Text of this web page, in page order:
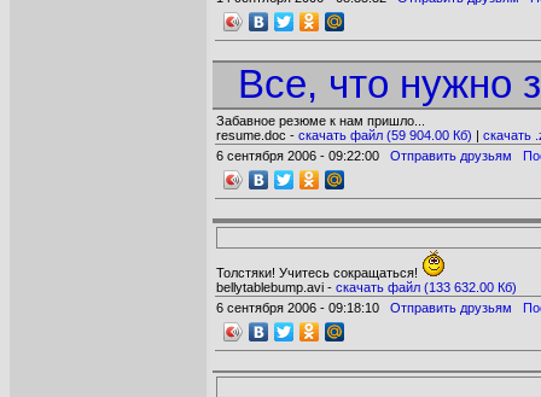
Все, что нужно
Забавное резюме к нам пришло...
resume.doc - cкачать файл (59 904.00 Кб) | cкачать
6 сентября 2006 - 09:22:00 Отправить друзьям
Толстяки! Учитесь сокращаться!
bellytablebump.avi - cкачать файл (133 632.00 Кб)
6 сентября 2006 - 09:18:10 Отправить друзьям